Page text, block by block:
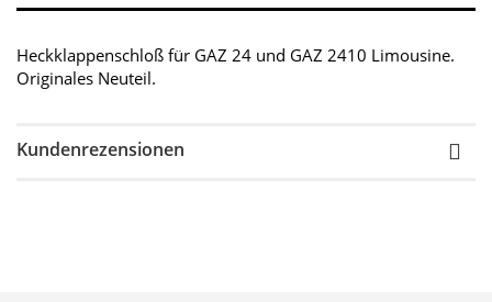
Heckklappenschloß für GAZ 24 und GAZ 2410 Limousine.
Originales Neuteil.
Kundenrezensionen